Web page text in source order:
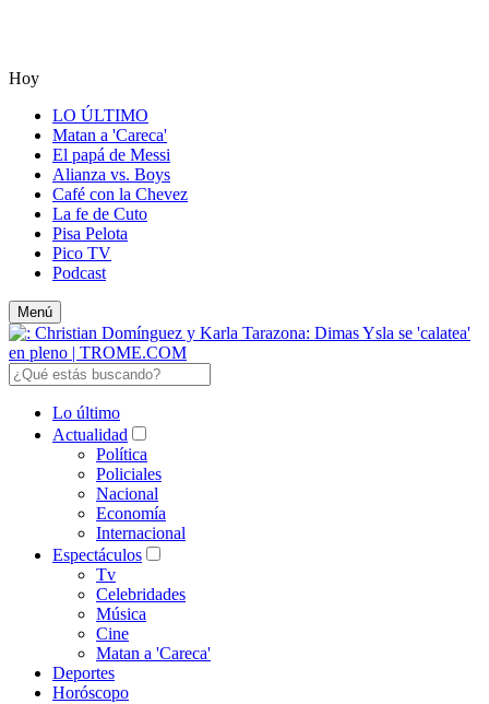
Hoy
LO ÚLTIMO
Matan a 'Careca'
El papá de Messi
Alianza vs. Boys
Café con la Chevez
La fe de Cuto
Pisa Pelota
Pico TV
Podcast
Menú
Lo último
Actualidad
Política
Policiales
Nacional
Economía
Internacional
Espectáculos
Tv
Celebridades
Música
Cine
Matan a 'Careca'
Deportes
Horóscopo